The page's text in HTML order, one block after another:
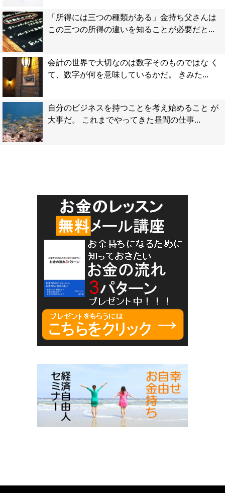
「所得には三つの種類がある」金持ち父さんは
この三つの所得の違いを知ることが必要だと...
会計の世界で大切なのは数字そのものではな く
て、数字が何を意味しているかだ。 きみた...
自分のビジネスを持つことを考え始めること が
大事だ。 これまでやってきた昼間の仕事...